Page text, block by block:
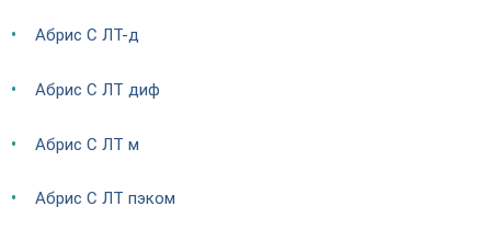
Абрис С ЛТ-д
Абрис С ЛТ диф
Абрис С ЛТ м
Абрис С ЛТ пэком